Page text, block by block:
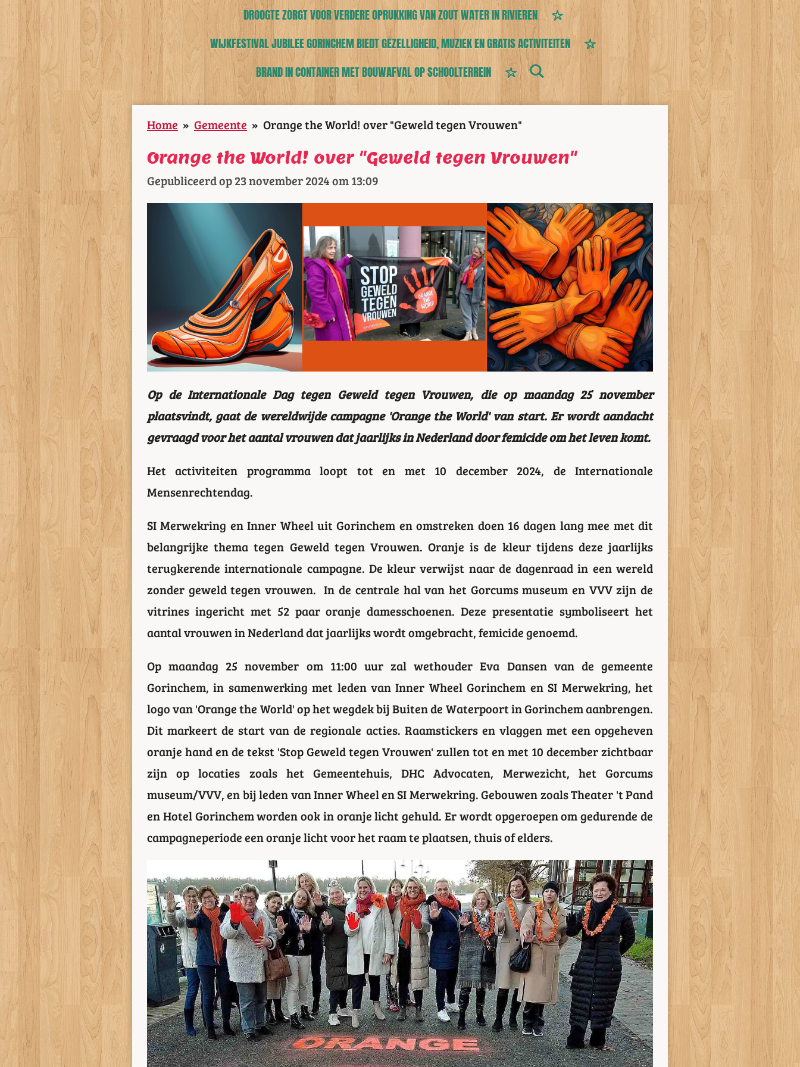
DROOGTE ZORGT VOOR VERDERE OPRUKKING VAN ZOUT WATER IN RIVIEREN
WIJKFESTIVAL JUBILEE GORINCHEM BIEDT GEZELLIGHEID, MUZIEK EN GRATIS ACTIVITEITEN
BRAND IN CONTAINER MET BOUWAFVAL OP SCHOOLTERREIN
Home » Gemeente » Orange the World! over "Geweld tegen Vrouwen"
Orange the World! over "Geweld tegen Vrouwen"
Gepubliceerd op 23 november 2024 om 13:09
Op de Internationale Dag tegen Geweld tegen Vrouwen, die op maandag 25 november
plaatsvindt, gaat de wereldwijde campagne 'Orange the World' van start. Er wordt aandacht
gevraagd voor het aantal vrouwen dat jaarlijks in Nederland door femicide om het leven komt.
Het activiteiten programma loopt tot en met 10 december 2024, de Internationale
Mensenrechtendag.
SI Merwekring en Inner Wheel uit Gorinchem en omstreken doen 16 dagen lang mee met dit
belangrijke thema tegen Geweld tegen Vrouwen. Oranje is de kleur tijdens deze jaarlijks
terugkerende internationale campagne. De kleur verwijst naar de dagenraad in een wereld
zonder geweld tegen vrouwen. In de centrale hal van het Gorcums museum en VVV zijn de
vitrines ingericht met 52 paar oranje damesschoenen. Deze presentatie symboliseert het
aantal vrouwen in Nederland dat jaarlijks wordt omgebracht, femicide genoemd.
Op maandag 25 november om 11:00 uur zal wethouder Eva Dansen van de gemeente
Gorinchem, in samenwerking met leden van Inner Wheel Gorinchem en SI Merwekring, het
logo van 'Orange the World' op het wegdek bij Buiten de Waterpoort in Gorinchem aanbrengen.
Dit markeert de start van de regionale acties. Raamstickers en vlaggen met een opgeheven
oranje hand en de tekst 'Stop Geweld tegen Vrouwen' zullen tot en met 10 december zichtbaar
zijn op locaties zoals het Gemeentehuis, DHC Advocaten, Merwezicht, het Gorcums
museum/VVV, en bij leden van Inner Wheel en SI Merwekring. Gebouwen zoals Theater 't Pand
en Hotel Gorinchem worden ook in oranje licht gehuld. Er wordt opgeroepen om gedurende de
campagneperiode een oranje licht voor het raam te plaatsen, thuis of elders.